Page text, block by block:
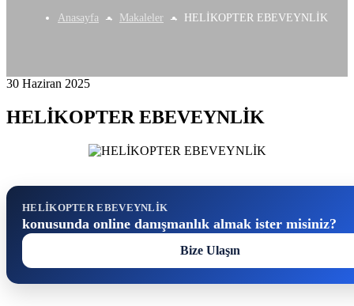
Anasayfa Makaleler HELİKOPTER EBEVEYNLİK
30 Haziran 2025
HELİKOPTER EBEVEYNLİK
HELİKOPTER EBEVEYNLİK
konusunda online danışmanlık almak ister misiniz?
Bize Ulaşın